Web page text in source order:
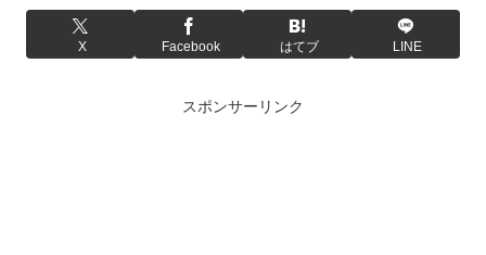
X Facebook はてブ LINE
スポンサーリンク